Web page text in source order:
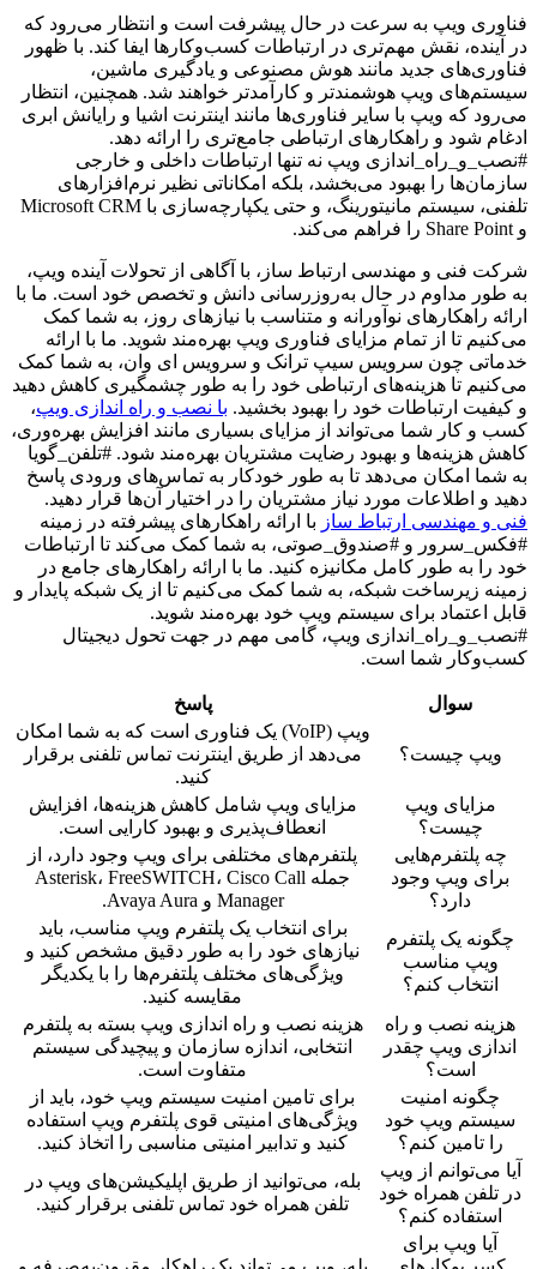
فناوری ویپ به سرعت در حال پیشرفت است و انتظار می‌رود که
در آینده، نقش مهم‌تری در ارتباطات کسب‌وکارها ایفا کند. با ظهور
فناوری‌های جدید مانند هوش مصنوعی و یادگیری ماشین،
سیستم‌های ویپ هوشمندتر و کارآمدتر خواهند شد. همچنین، انتظار
می‌رود که ویپ با سایر فناوری‌ها مانند اینترنت اشیا و رایانش ابری
ادغام شود و راهکارهای ارتباطی جامع‌تری را ارائه دهد.
#نصب_و_راه_اندازی ویپ نه تنها ارتباطات داخلی و خارجی
سازمان‌ها را بهبود می‌بخشد، بلکه امکاناتی نظیر نرم‌افزارهای
تلفنی، سیستم مانیتورینگ، و حتی یکپارچه‌سازی با Microsoft CRM
و Share Point را فراهم می‌کند.
شرکت فنی و مهندسی ارتباط ساز، با آگاهی از تحولات آینده ویپ،
به طور مداوم در حال به‌روزرسانی دانش و تخصص خود است. ما با
ارائه راهکارهای نوآورانه و متناسب با نیازهای روز، به شما کمک
می‌کنیم تا از تمام مزایای فناوری ویپ بهره‌مند شوید. ما با ارائه
خدماتی چون سرویس سیپ ترانک و سرویس ای وان، به شما کمک
می‌کنیم تا هزینه‌های ارتباطی خود را به طور چشمگیری کاهش دهید
و کیفیت ارتباطات خود را بهبود بخشید. با نصب و راه اندازی ویپ،
کسب و کار شما می‌تواند از مزایای بسیاری مانند افزایش بهره‌وری،
کاهش هزینه‌ها و بهبود رضایت مشتریان بهره‌مند شود. #تلفن_گویا
به شما امکان می‌دهد تا به طور خودکار به تماس‌های ورودی پاسخ
دهید و اطلاعات مورد نیاز مشتریان را در اختیار آن‌ها قرار دهید.
فنی و مهندسی ارتباط ساز با ارائه راهکارهای پیشرفته در زمینه
#فکس_سرور و #صندوق_صوتی، به شما کمک می‌کند تا ارتباطات
خود را به طور کامل مکانیزه کنید. ما با ارائه راهکارهای جامع در
زمینه زیرساخت شبکه، به شما کمک می‌کنیم تا از یک شبکه پایدار و
قابل اعتماد برای سیستم ویپ خود بهره‌مند شوید.
#نصب_و_راه_اندازی ویپ، گامی مهم در جهت تحول دیجیتال
کسب‌وکار شما است.
سوال پاسخ
ویپ چیست؟
ویپ (VoIP) یک فناوری است که به شما امکان
می‌دهد از طریق اینترنت تماس تلفنی برقرار
کنید.
مزایای ویپ
چیست؟
مزایای ویپ شامل کاهش هزینه‌ها، افزایش
انعطاف‌پذیری و بهبود کارایی است.
چه پلتفرم‌هایی
برای ویپ وجود
دارد؟
پلتفرم‌های مختلفی برای ویپ وجود دارد، از
جمله Asterisk، FreeSWITCH، Cisco Call
Manager و Avaya Aura.
چگونه یک پلتفرم
ویپ مناسب
انتخاب کنم؟
برای انتخاب یک پلتفرم ویپ مناسب، باید
نیازهای خود را به طور دقیق مشخص کنید و
ویژگی‌های مختلف پلتفرم‌ها را با یکدیگر
مقایسه کنید.
هزینه نصب و راه
اندازی ویپ چقدر
است؟
هزینه نصب و راه اندازی ویپ بسته به پلتفرم
انتخابی، اندازه سازمان و پیچیدگی سیستم
متفاوت است.
چگونه امنیت
سیستم ویپ خود
را تامین کنم؟
برای تامین امنیت سیستم ویپ خود، باید از
ویژگی‌های امنیتی قوی پلتفرم ویپ استفاده
کنید و تدابیر امنیتی مناسبی را اتخاذ کنید.
آیا می‌توانم از ویپ
در تلفن همراه خود
استفاده کنم؟
بله، می‌توانید از طریق اپلیکیشن‌های ویپ در
تلفن همراه خود تماس تلفنی برقرار کنید.
آیا ویپ برای